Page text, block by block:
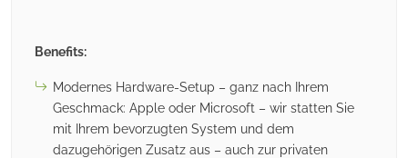
Benefits:
Modernes Hardware-Setup – ganz nach Ihrem
Geschmack: Apple oder Microsoft – wir statten Sie
mit Ihrem bevorzugten System und dem
dazugehörigen Zusatz aus – auch zur privaten